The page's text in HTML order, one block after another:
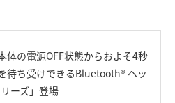
体の電源OFF状態からおよそ4秒
待ち受けできるBluetooth® ヘッ
ーズ」登場